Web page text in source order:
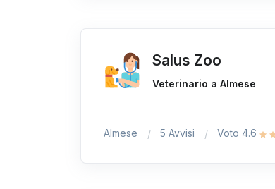
Salus Zoo
Veterinario a Almese
Almese 5 Avvisi Voto 4.6